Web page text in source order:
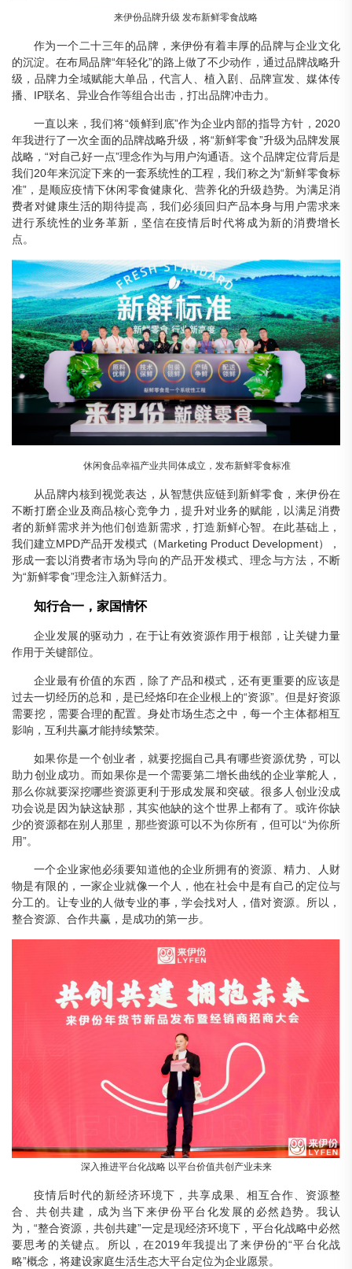
来伊份品牌升级 发布新鲜零食战略
作为一个二十三年的品牌，来伊份有着丰厚的品牌与企业文化
的沉淀。在布局品牌“年轻化”的路上做了不少动作，通过品牌战略升
级，品牌力全域赋能大单品，代言人、植入剧、品牌宣发、媒体传
播、IP联名、异业合作等组合出击，打出品牌冲击力。
一直以来，我们将“领鲜到底”作为企业内部的指导方针，2020
年我进行了一次全面的品牌战略升级，将“新鲜零食”升级为品牌发展
战略，“对自己好一点”理念作为与用户沟通语。这个品牌定位背后是
我们20年来沉淀下来的一套系统性的工程，我们称之为“新鲜零食标
准”，是顺应疫情下休闲零食健康化、营养化的升级趋势。为满足消
费者对健康生活的期待提高，我们必须回归产品本身与用户需求来
进行系统性的业务革新，坚信在疫情后时代将成为新的消费增长
点。
休闲食品幸福产业共同体成立，发布新鲜零食标准
从品牌内核到视觉表达，从智慧供应链到新鲜零食，来伊份在
不断打磨企业及商品核心竞争力，提升对业务的赋能，以满足消费
者的新鲜需求并为他们创造新需求，打造新鲜心智。在此基础上，
我们建立MPD产品开发模式（Marketing Product Development），
形成一套以消费者市场为导向的产品开发模式、理念与方法，不断
为“新鲜零食”理念注入新鲜活力。
知行合一，家国情怀
企业发展的驱动力，在于让有效资源作用于根部，让关键力量
作用于关键部位。
企业最有价值的东西，除了产品和模式，还有更重要的应该是
过去一切经历的总和，是已经烙印在企业根上的“资源”。但是好资源
需要挖，需要合理的配置。身处市场生态之中，每一个主体都相互
影响，互利共赢才能持续繁荣。
如果你是一个创业者，就要挖掘自己具有哪些资源优势，可以
助力创业成功。而如果你是一个需要第二增长曲线的企业掌舵人，
那么你就要深挖哪些资源更利于形成发展和突破。很多人创业没成
功会说是因为缺这缺那，其实他缺的这个世界上都有了。或许你缺
少的资源都在别人那里，那些资源可以不为你所有，但可以“为你所
用”。
一个企业家他必须要知道他的企业所拥有的资源、精力、人财
物是有限的，一家企业就像一个人，他在社会中是有自己的定位与
分工的。让专业的人做专业的事，学会找对人，借对资源。所以，
整合资源、合作共赢，是成功的第一步。
深入推进平台化战略 以平台价值共创产业未来
疫情后时代的新经济环境下，共享成果、相互合作、资源整
合、共创共建，成为当下来伊份平台化发展的必然趋势。我认
为，“整合资源，共创共建”一定是现经济环境下，平台化战略中必然
要思考的关键点。所以，在2019年我提出了来伊份的“平台化战
略”概念，将建设家庭生活生态大平台定位为企业愿景。